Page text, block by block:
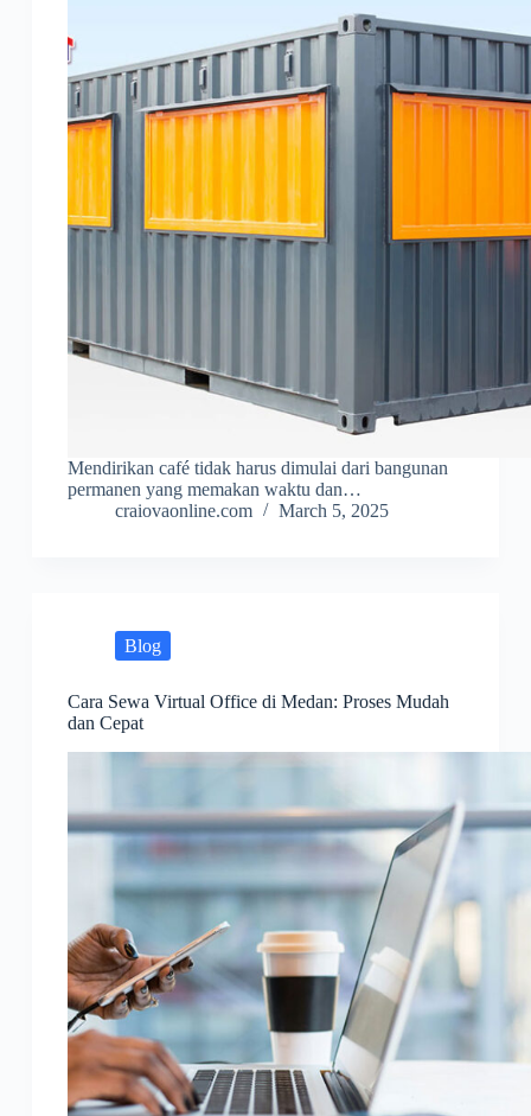
Mendirikan café tidak harus dimulai dari bangunan
permanen yang memakan waktu dan…
craiovaonline.com
March 5, 2025
Blog
Cara Sewa Virtual Office di Medan: Proses Mudah
dan Cepat